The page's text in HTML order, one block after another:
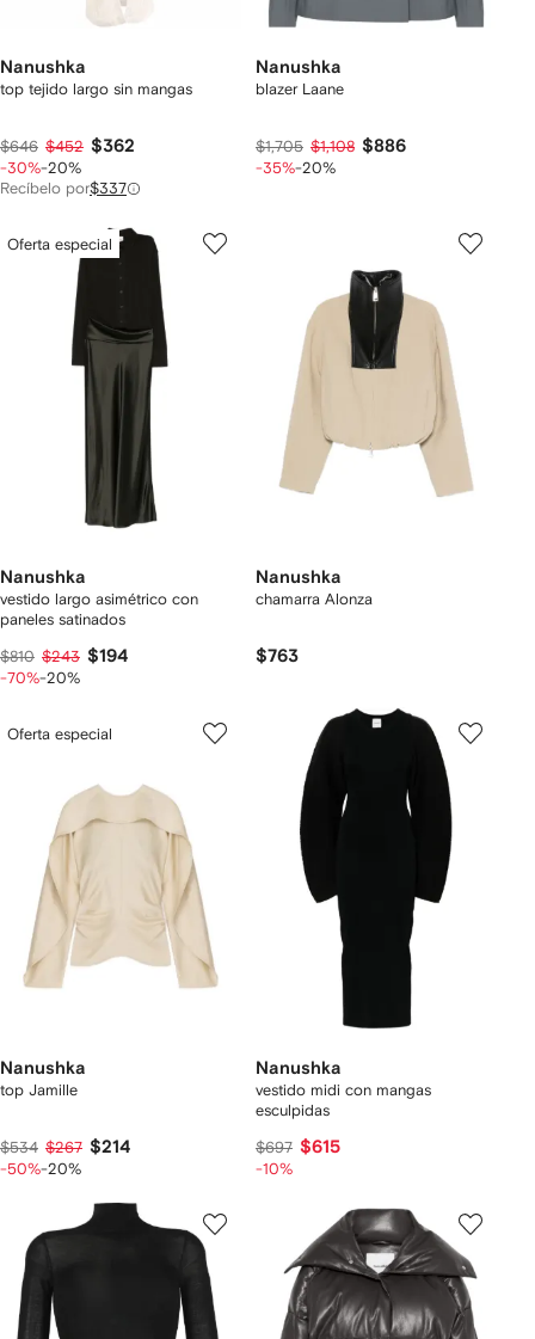
Nanushka
top tejido largo sin mangas
$646 $452 $362
-30%-20%
Recíbelo por$337
Nanushka
blazer Laane
$1,705 $1,108 $886
-35%-20%
Oferta especial
Nanushka
vestido largo asimétrico con
paneles satinados
$810 $243 $194
-70%-20%
Nanushka
chamarra Alonza
$763
Oferta especial
Nanushka
top Jamille
$534 $267 $214
-50%-20%
Nanushka
vestido midi con mangas
esculpidas
$697 $615
-10%